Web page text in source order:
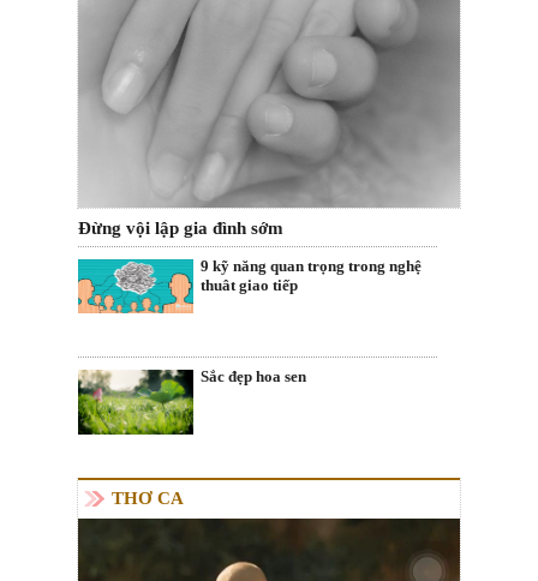
Đừng vội lập gia đình sớm
9 kỹ năng quan trọng trong nghệ
thuât giao tiếp
Sắc đẹp hoa sen
THƠ CA